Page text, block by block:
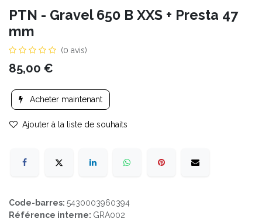
PTN - Gravel 650 B XXS + Presta 47
mm
(0 avis)
85,00 €
Acheter maintenant
Ajouter à la liste de souhaits
Code-barres: 5430003960394
Référence interne: GRA002